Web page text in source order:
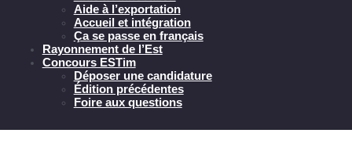
Aide à l’exportation
Accueil et intégration
Ça se passe en français
Rayonnement de l’Est
Concours ESTim
Déposer une candidature
Édition précédentes
Foire aux questions